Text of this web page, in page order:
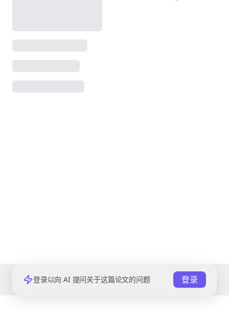
登录以向 AI 提问关于这篇论文的问题 登录